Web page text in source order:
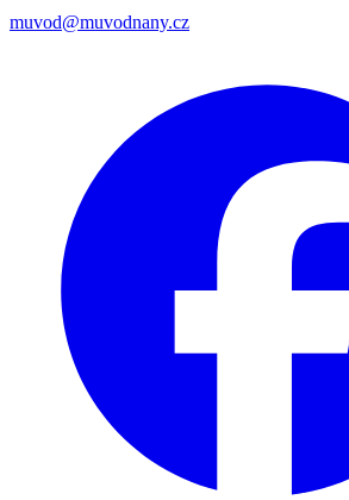
muvod@muvodnany.cz